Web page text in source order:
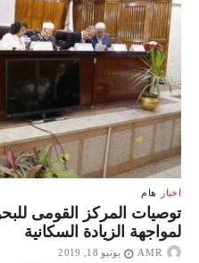
مغلقة
اخبار هام
توصيات المركز القومى
لمواجهة الزيادة السكانية
AMR يونيو 18, 2019